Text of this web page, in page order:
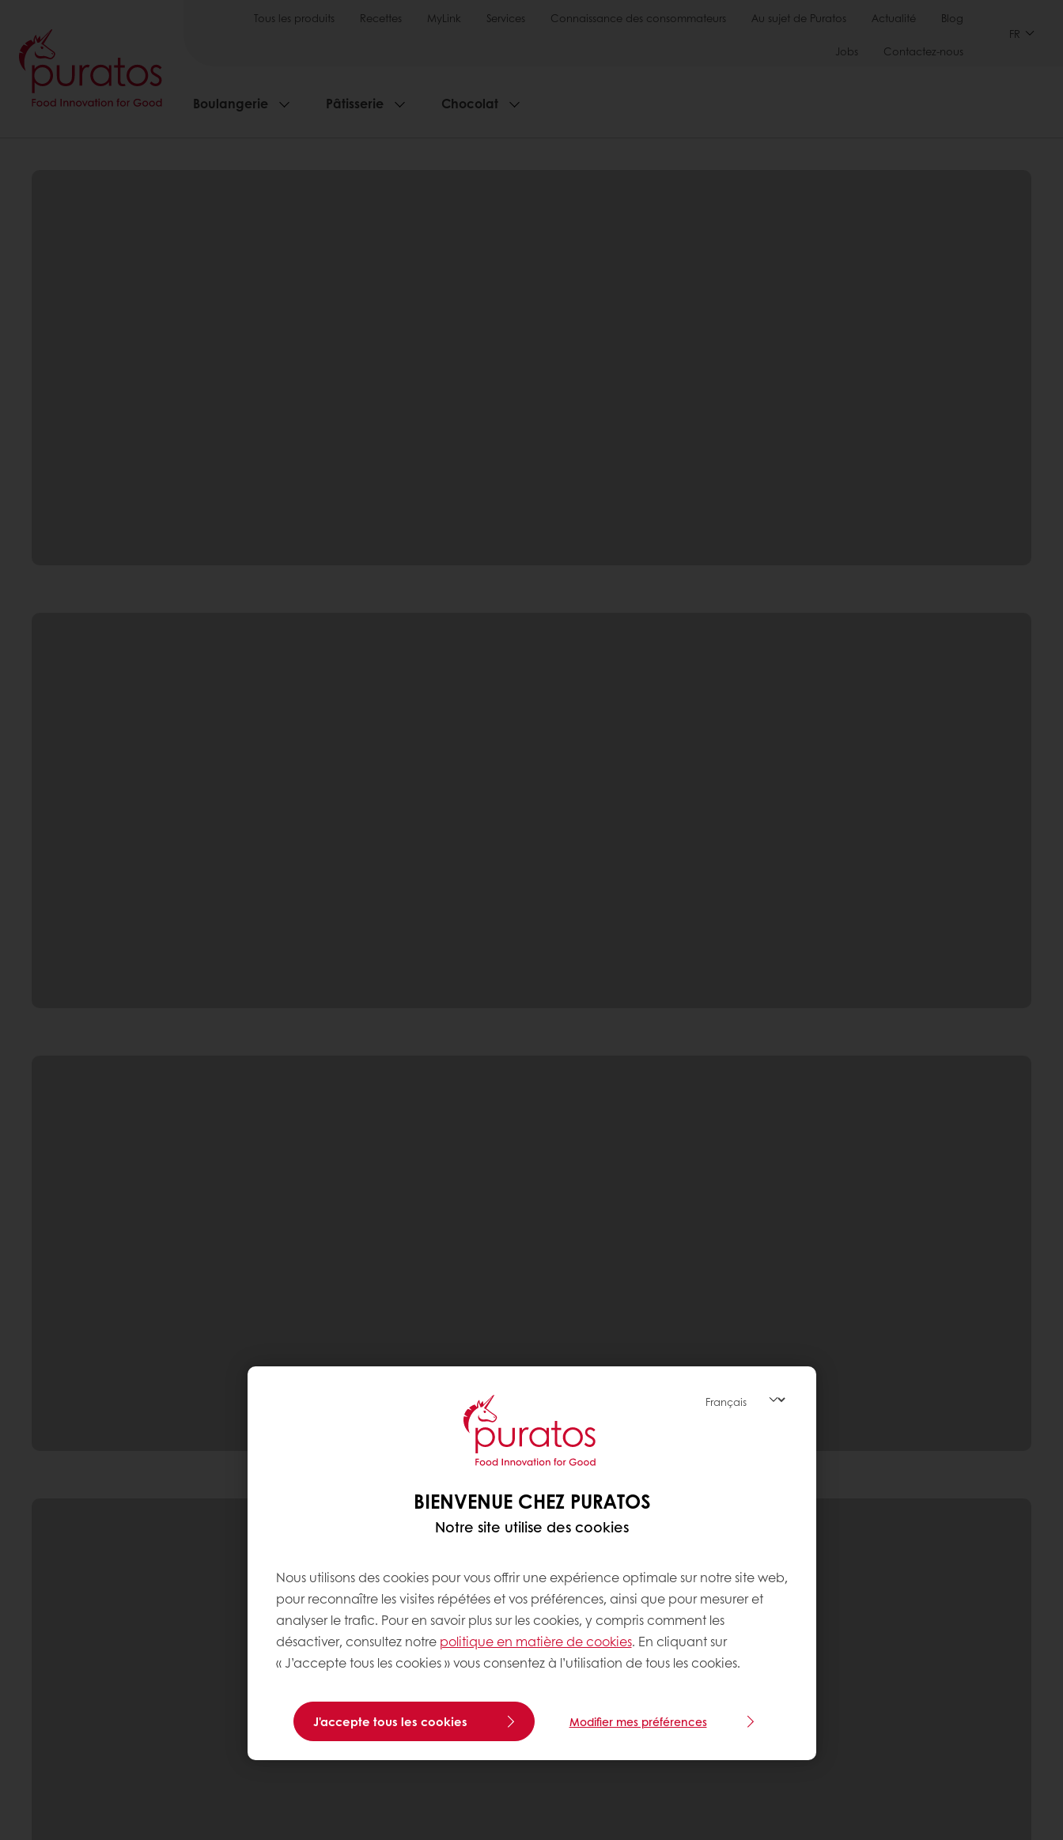
Tous les produits Recettes MyLink Services Connaissance des consommateurs Au sujet de Puratos Actualité Blog
Jobs Contactez-nous
FR
Boulangerie Pâtisserie Chocolat
BIENVENUE CHEZ PURATOS
Notre site utilise des cookies
Nous utilisons des cookies pour vous offrir une expérience optimale sur notre site web,
pour reconnaître les visites répétées et vos préférences, ainsi que pour mesurer et
analyser le trafic. Pour en savoir plus sur les cookies, y compris comment les
désactiver, consultez notre politique en matière de cookies. En cliquant sur
« J’accepte tous les cookies » vous consentez à l’utilisation de tous les cookies.
J'accepte tous les cookies Modifier mes préférences